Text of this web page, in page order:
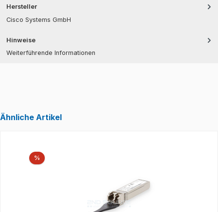
Hersteller
Cisco Systems GmbH
Hinweise
Weiterführende Informationen
Ähnliche Artikel
%Rabatt